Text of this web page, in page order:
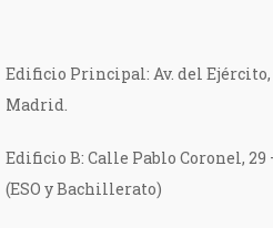
Edificio Principal: Av. del Ejército,
Madrid.
Edificio B: Calle Pablo Coronel, 29
(ESO y Bachillerato)